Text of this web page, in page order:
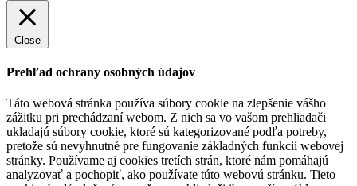
Close
Prehľad ochrany osobných údajov
Táto webová stránka používa súbory cookie na zlepšenie vášho
zážitku pri prechádzaní webom. Z nich sa vo vašom prehliadači
ukladajú súbory cookie, ktoré sú kategorizované podľa potreby,
pretože sú nevyhnutné pre fungovanie základných funkcií webovej
stránky. Používame aj cookies tretích strán, ktoré nám pomáhajú
analyzovať a pochopiť, ako používate túto webovú stránku. Tieto